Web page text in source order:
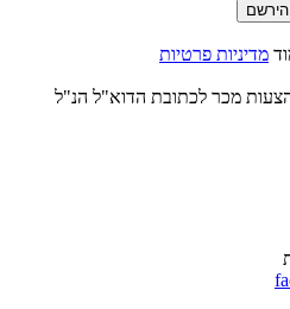
הירשם
מדיניות פרטיות
מכר לכתובת הדוא"ל הנ"ל